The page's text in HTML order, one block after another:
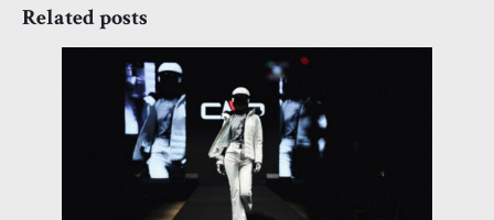
Related posts